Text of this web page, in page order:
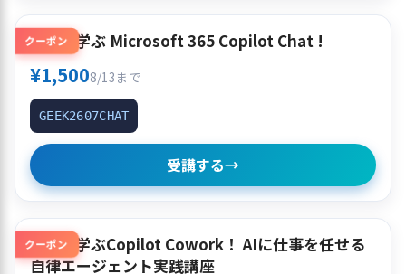
クーポン
使って学ぶ Microsoft 365 Copilot Chat !
¥1,5008/13まで
GEEK2607CHAT
受講する→
クーポン
使って学ぶCopilot Cowork！ AIに仕事を任せる
自律エージェント実践講座